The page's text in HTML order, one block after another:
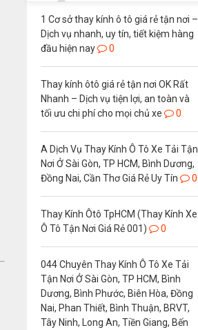
1 Cơ sở thay kính ô tô giá rẻ tận nơi –
Dịch vụ nhanh, uy tín, tiết kiệm hàng
đầu hiện nay
0
Thay kính ôtô giá rẻ tận nơi OK Rất
Nhanh – Dịch vụ tiện lợi, an toàn và
tối ưu chi phí cho mọi chủ xe
0
A Dịch Vụ Thay Kính Ô Tô Xe Tải Tận
Nơi Ở Sài Gòn, TP HCM, Bình Dương,
Đồng Nai, Cần Thơ Giá Rẻ Uy Tín
0
Thay Kính Ôtô TpHCM (Thay Kính Xe
Ô Tô Tận Nơi Giá Rẻ 001)
0
044 Chuyên Thay Kính Ô Tô Xe Tải
Tận Nơi Ở Sài Gòn, TP HCM, Bình
Dương, Bình Phước, Biên Hòa, Đồng
Nai, Phan Thiết, Bình Thuận, BRVT,
Tây Ninh, Long An, Tiền Giang, Bến